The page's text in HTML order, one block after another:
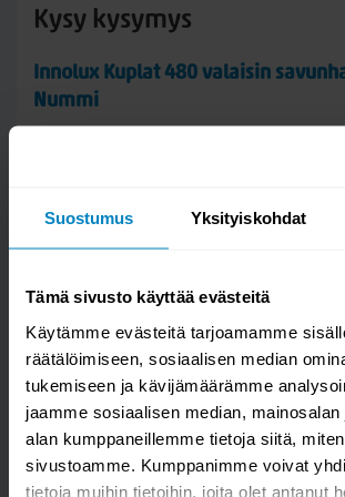
Suostumus Yksityiskohdat
Tämä sivusto käyttää evästeitä
Käytämme evästeitä tarjoamamme
räätälöimiseen, sosiaalisen median
tukemiseen ja kävijämäärämme
jaamme sosiaalisen median,
alan kumppaneillemme tietoja siitä,
sivustoamme. Kumppanimme voivat
tietoja muihin tietoihin, joita olet antanut
Kysy kysymys
Innolux Kuplat 480 valaisin
Nummi
Kysymys/vastaus saa näkyä muille